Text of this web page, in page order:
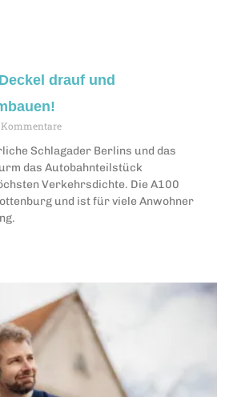
drauf und
Schlagader Berlins und das
das Autobahnteilstück
Verkehrsdichte. Die A100
und ist für viele Anwohner